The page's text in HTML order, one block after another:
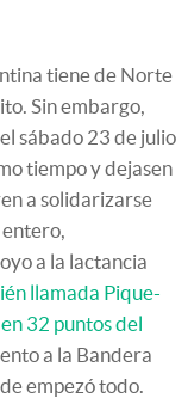
tiene de Norte
Sin embargo,
sábado 23 de julio
tiempo y dejasen
a solidarizarse
a la lactancia
llamada Pique-
32 puntos del
a la Bandera
empezó todo.